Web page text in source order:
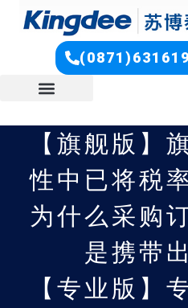
【旗舰版】
性中已将税
为什么采购
是携带
【专业版】